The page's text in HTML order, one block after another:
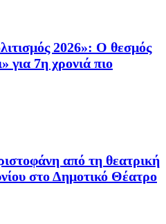
2026»: Ο θεσμός
7η χρονιά πιο
από τη θεατρική
στο Δημοτικό Θέατρο